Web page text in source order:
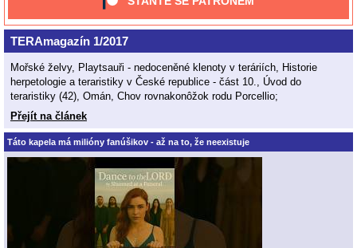
TERAmagazín 1/2017
Mořské želvy, Playtsauři - nedoceněné klenoty v teráriích, Historie
herpetologie a teraristiky v České republice - část 10., Úvod do
teraristiky (42), Omán, Chov rovnakonôžok rodu Porcellio;
Přejít na článek
Táto kapela má milióny fanúšikov - až na to, že neexistuje